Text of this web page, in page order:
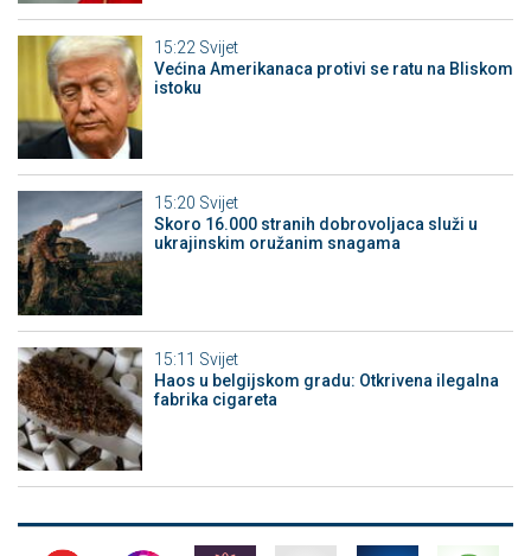
15:22 Svijet
Većina Amerikanaca protivi se ratu na Bliskom
istoku
15:20 Svijet
Skoro 16.000 stranih dobrovoljaca služi u
ukrajinskim oružanim snagama
15:11 Svijet
Haos u belgijskom gradu: Otkrivena ilegalna
fabrika cigareta